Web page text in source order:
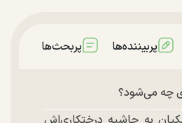
پربیننده‌ها پربحث‌ها
چه می‌شود؟